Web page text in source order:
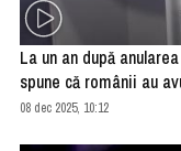
La un an după
spune că românii au
08 dec 2025, 10:12